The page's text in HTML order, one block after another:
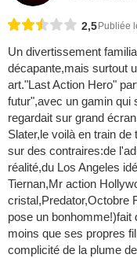
2,5 Publiée
Un divertissement
décapante,mais surtout
art."Last Action Hero"
futur",avec un gamin qui
regardait sur grand
Slater,le voilà en train
sur des contraires:de
réalité,du Los Angeles
Tiernan,Mr action
cristal,Predator,Octobre
pose un bonhomme!)fait
moins que ses propres
complicité de la plume